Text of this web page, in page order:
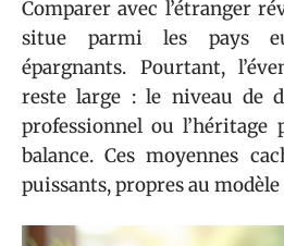
Comparer avec l’étranger
situe parmi les pays
épargnants. Pourtant,
reste large : le niveau de
professionnel ou l’héritage
balance. Ces moyennes
puissants, propres au